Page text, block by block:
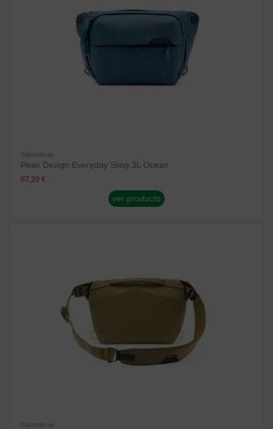
Bandoleras
Peak Design Everyday Sling 3L Ocean
87,29 €
ver producto
Bandoleras